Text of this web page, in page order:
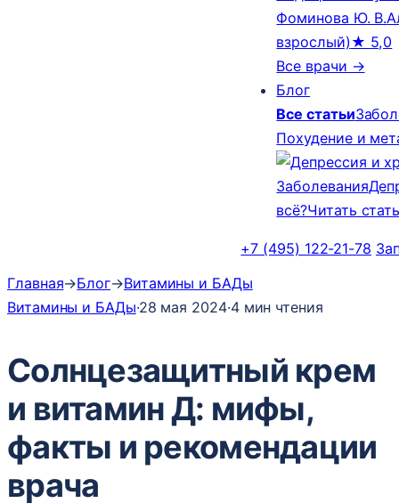
Фоминова Ю. В.
взрослый) ★ 5,0
Все врачи →
Блог
Все статьи
Похудение и
Заболевания
всё?Читать
+7 (495) 122-21-78
Главная→Блог→Витамины и БАДы
Витамины и БАДы·28 мая 2024·4 мин чтения
Солнцезащитный крем
и витамин Д: мифы,
факты и рекомендации
врача